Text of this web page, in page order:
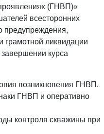
(ГНВП)»
всесторонних
предупреждения,
грамотной ликвидации
курса
возникновения ГНВП.
ГНВП и оперативно
контроля скважины при